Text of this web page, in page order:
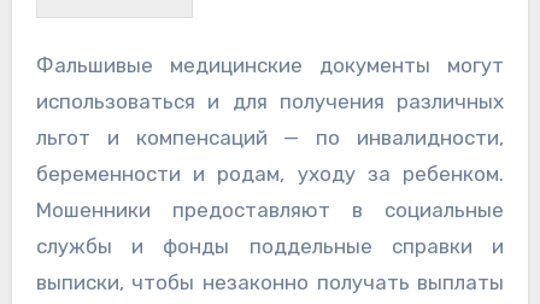
Фальшивые медицинские документы могут
использоваться и для получения различных
льгот и компенсаций — по инвалидности,
беременности и родам, уходу за ребенком.
Мошенники предоставляют в социальные
службы и фонды поддельные справки и
выписки, чтобы незаконно получать выплаты